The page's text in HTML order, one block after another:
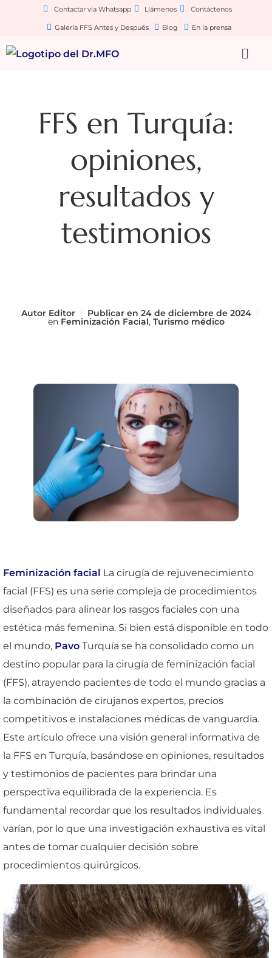
Contactar vía Whatsapp Llámenos Contáctenos
Galería FFS Antes y Después Blog En la prensa
FFS en Turquía:
opiniones,
resultados y
testimonios
AutorEditor Publicar en 24 de diciembre de 2024
en Feminización Facial, Turismo médico
Feminización facial La cirugía de rejuvenecimiento
facial (FFS) es una serie compleja de procedimientos
diseñados para alinear los rasgos faciales con una
estética más femenina. Si bien está disponible en todo
el mundo, Pavo Turquía se ha consolidado como un
destino popular para la cirugía de feminización facial
(FFS), atrayendo pacientes de todo el mundo gracias a
la combinación de cirujanos expertos, precios
competitivos e instalaciones médicas de vanguardia.
Este artículo ofrece una visión general informativa de
la FFS en Turquía, basándose en opiniones, resultados
y testimonios de pacientes para brindar una
perspectiva equilibrada de la experiencia. Es
fundamental recordar que los resultados individuales
varían, por lo que una investigación exhaustiva es vital
antes de tomar cualquier decisión sobre
procedimientos quirúrgicos.